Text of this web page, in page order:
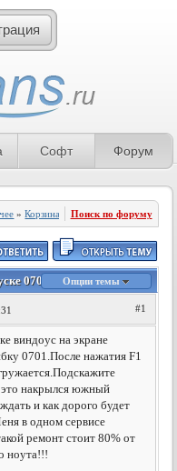
Софт Форум
»Корзина Поиск по форуму
0701 Опции темы
#1
виндоус на экране
0701.После нажатия F1
это накрылся южный
и как дорого будет
в одном сервисе
ремонт стоит 80% от
ноута!!!